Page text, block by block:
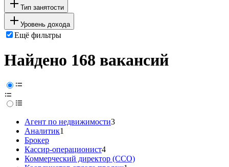
Тип занятости
Уровень дохода
Ещё фильтры
Найдено 168 вакансий
Агент по недвижимости3
Аналитик1
Брокер
Кассир-операционист4
Коммерческий директор (CCO)